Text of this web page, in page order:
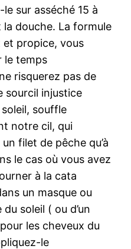
sur asséché 15 à
douche. La formule
et propice, vous
le temps
risquerez pas de
sourcil injustice
souffle
notre cil, qui
filet de pêche qu’à
le cas où vous avez
à la cata
un masque ou
soleil ( ou d’un
les cheveux du
le